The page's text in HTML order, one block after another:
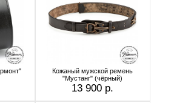
Кожаный мужской ремень
"Мустанг" (чёрный)
13 900 р.